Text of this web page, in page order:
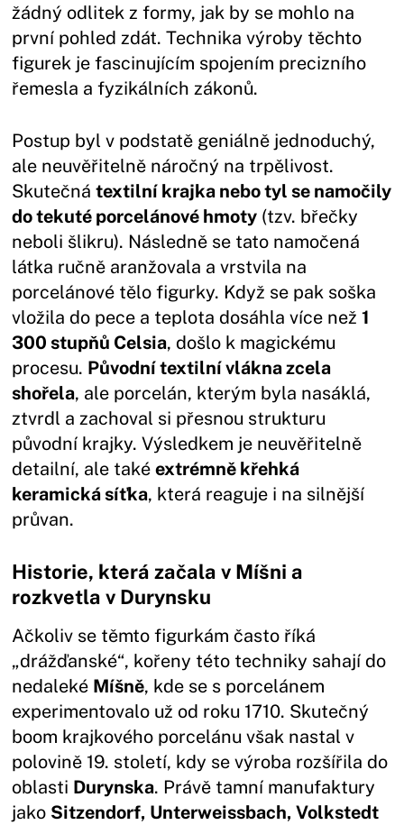
žádný odlitek z formy, jak by se mohlo na
první pohled zdát. Technika výroby těchto
figurek je fascinujícím spojením precizního
řemesla a fyzikálních zákonů.
Postup byl v podstatě geniálně jednoduchý,
ale neuvěřitelně náročný na trpělivost.
Skutečnátextilní krajka nebo tyl se namočily
do tekuté porcelánové hmoty (tzv. břečky
neboli šlikru). Následně se tato namočená
látka ručně aranžovala a vrstvila na
porcelánové tělo figurky. Když se pak soška
vložila do pece a teplota dosáhla více než1
300 stupňů Celsia, došlo k magickému
procesu. Původní textilní vlákna zcela
shořela, ale porcelán, kterým byla nasáklá,
ztvrdl a zachoval si přesnou strukturu
původní krajky. Výsledkem je neuvěřitelně
detailní, ale takéextrémně křehká
keramická síťka, která reaguje i na silnější
průvan.
Historie, která začala v Míšni a
rozkvetla v Durynsku
Ačkoliv se těmto figurkám často říká
„drážďanské“, kořeny této techniky sahají do
nedaleké Míšně, kde se s porcelánem
experimentovalo už od roku 1710. Skutečný
boom krajkového porcelánu však nastal v
polovině 19. století, kdy se výroba rozšířila do
oblasti Durynska. Právě tamní manufaktury
jako Sitzendorf, Unterweissbach, Volkstedt